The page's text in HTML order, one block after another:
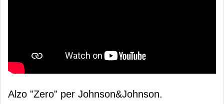
Alzo "Zero" per Johnson&Johnson.